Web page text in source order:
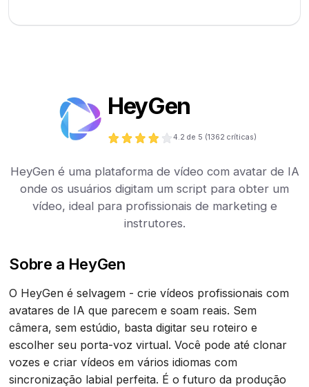
HeyGen
4.2 de 5 (1362 críticas)
HeyGen é uma plataforma de vídeo com avatar de IA
onde os usuários digitam um script para obter um
vídeo, ideal para profissionais de marketing e
instrutores.
Sobre a HeyGen
O HeyGen é selvagem - crie vídeos profissionais com
avatares de IA que parecem e soam reais. Sem
câmera, sem estúdio, basta digitar seu roteiro e
escolher seu porta-voz virtual. Você pode até clonar
vozes e criar vídeos em vários idiomas com
sincronização labial perfeita. É o futuro da produção